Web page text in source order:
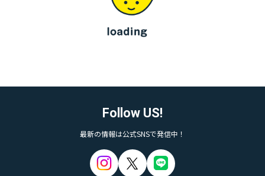
Follow US!
最新の情報は公式SNSで発信中！